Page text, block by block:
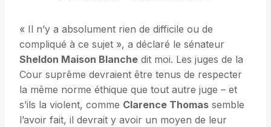
« Il n’y a absolument rien de difficile ou de
compliqué à ce sujet », a déclaré le sénateur
Sheldon Maison Blanche dit moi. Les juges de la
Cour suprême devraient être tenus de respecter
la même norme éthique que tout autre juge – et
s’ils la violent, comme Clarence Thomas semble
l’avoir fait, il devrait y avoir un moyen de leur